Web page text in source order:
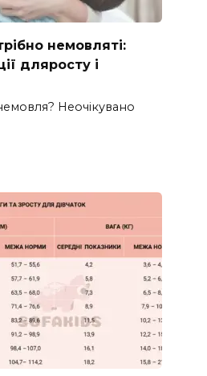
немовляті:
дляросту і
Неочікувано